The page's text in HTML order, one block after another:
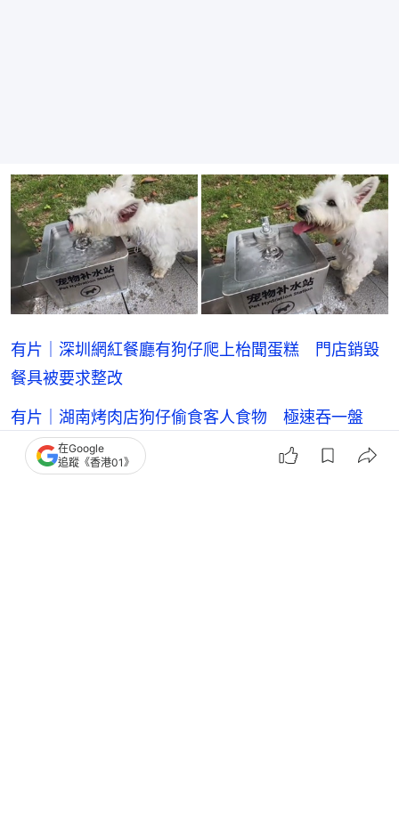
有片｜深圳網紅餐廳有狗仔爬上枱聞蛋糕 門店銷毀
餐具被要求整改
有片｜湖南烤肉店狗仔偷食客人食物 極速吞一盤
肉 店家全面消毒
在Google
追蹤《香港01》